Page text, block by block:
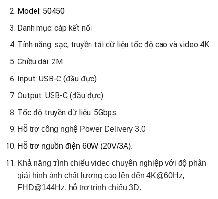
Model: 50450
Danh mục: cáp kết nối
Tính năng: sạc, truyền tải dữ liệu tốc độ cao và video 4K
Chiều dài: 2M
Input: USB-C (đầu đực)
Output: USB-C (đầu đực)
Tốc độ truyền dữ liệu: 5Gbps
Hỗ trợ công nghệ Power Delivery 3.0
Hỗ trợ nguồn điện 60W (20V/3A).
Khả năng trình chiếu video chuyên nghiệp với độ phân
giải hình ảnh chất lượng cao lên đến 4K@60Hz,
FHD@144Hz, hỗ trợ trình chiếu 3D.​